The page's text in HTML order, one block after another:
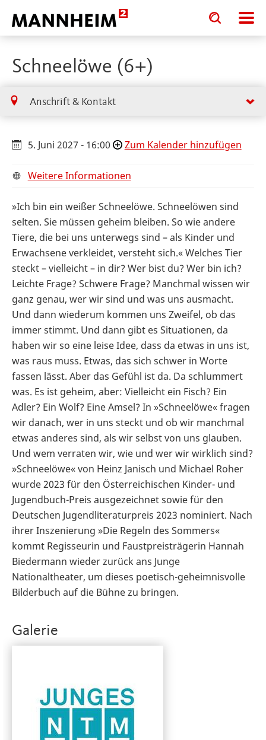
Toggle
search
input
Toggle
search
input
Schneelöwe (6+)
Anschrift & Kontakt
5. Juni 2027 - 16:00 Zum Kalender hinzufügen
Weitere Informationen
»Ich bin ein weißer Schneelöwe. Schneelöwen sind
selten. Sie müssen geheim bleiben. So wie andere
Tiere, die bei uns unterwegs sind – als Kinder und
Erwachsene verkleidet, versteht sich.« Welches Tier
steckt – vielleicht – in dir? Wer bist du? Wer bin ich?
Leichte Frage? Schwere Frage? Manchmal wissen wir
ganz genau, wer wir sind und was uns ausmacht.
Und dann wiederum kommen uns Zweifel, ob das
immer stimmt. Und dann gibt es Situationen, da
haben wir so eine leise Idee, dass da etwas in uns ist,
was raus muss. Etwas, das sich schwer in Worte
fassen lässt. Aber das Gefühl ist da. Da schlummert
was. Es ist geheim, aber: Vielleicht ein Fisch? Ein
Adler? Ein Wolf? Eine Amsel? In »Schneelöwe« fragen
wir danach, wer in uns steckt und ob wir manchmal
etwas anderes sind, als wir selbst von uns glauben.
Und wem verraten wir, wie und wer wir wirklich sind?
»Schneelöwe« von Heinz Janisch und Michael Roher
wurde 2023 für den Österreichischen Kinder- und
Jugendbuch-Preis ausgezeichnet sowie für den
Deutschen Jugendliteraturpreis 2023 nominiert. Nach
ihrer Inszenierung »Die Regeln des Sommers«
kommt Regisseurin und Faustpreisträgerin Hannah
Biedermann wieder zurück ans Junge
Nationaltheater, um dieses poetisch-geheimnisvolle
Bilderbuch auf die Bühne zu bringen.
Galerie